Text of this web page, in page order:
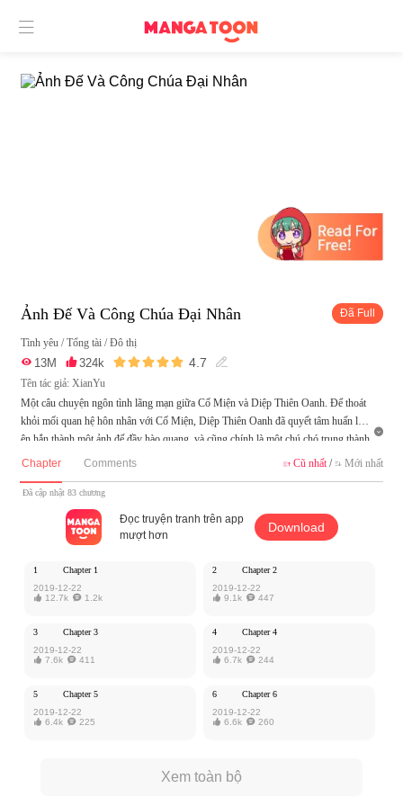

Ảnh Đế Và Công Chúa Đại Nhân Đã Full
Tình yêu /Tổng tài /Đô thị
 13M 324k  4.7 
Tên tác giả: XianYu
Một câu chuyện ngôn tình lãng mạn giữa Cố Miện và Diệp Thiên Oanh. Để thoát
khỏi mối quan hệ hôn nhân với Cố Miện, Diệp Thiên Oanh đã quyết tâm huấn luy
ện hắn thành một ảnh đế đầy hào quang, và cũng chính là một chú chó trung thành
của mình. Ta nói chó trung thành cũng sẽ có lúc phản bội, liệu cô có bị nó hắn q
Truyện này do XianYu cho phép MangaToon đăng tải, nội dung chỉ là quan điểm
của bản thân tác giả, không thể hiện lập trường của MangaToon

Chapter Comments  Cũ nhất/  Mới nhất
Đã cập nhật 83 chương
Đọc truyện tranh trên app
mượt hơn
Download
1
Chapter 1
2019-12-22
 12.7k 1.2k
2
Chapter 2
2019-12-22
 9.1k 447
3
Chapter 3
2019-12-22
 7.6k 411
4
Chapter 4
2019-12-22
 6.7k 244
5
Chapter 5
2019-12-22
 6.4k 225
6
Chapter 6
2019-12-22
 6.6k 260
Xem toàn bộ